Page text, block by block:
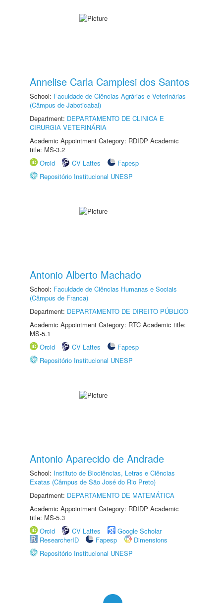
Annelise Carla Camplesi dos Santos
School: Faculdade de Ciências Agrárias e Veterinárias
(Câmpus de Jaboticabal)
Department: DEPARTAMENTO DE CLINICA E
CIRURGIA VETERINÁRIA
Academic Appointment Category: RDIDP Academic
title: MS-3.2
Orcid
CV Lattes
Fapesp
Repositório Institucional UNESP
Antonio Alberto Machado
School: Faculdade de Ciências Humanas e Sociais
(Câmpus de Franca)
Department: DEPARTAMENTO DE DIREITO PÚBLICO
Academic Appointment Category: RTC Academic title:
MS-5.1
Orcid
CV Lattes
Fapesp
Repositório Institucional UNESP
Antonio Aparecido de Andrade
School: Instituto de Biociências, Letras e Ciências
Exatas (Câmpus de São José do Rio Preto)
Department: DEPARTAMENTO DE MATEMÁTICA
Academic Appointment Category: RDIDP Academic
title: MS-5.3
Orcid
CV Lattes
Google Scholar
ResearcherID
Fapesp
Dimensions
Repositório Institucional UNESP